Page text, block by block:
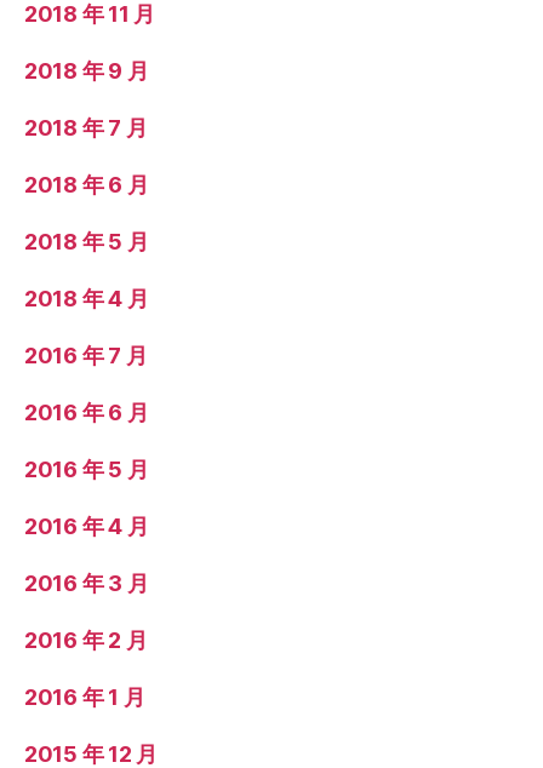
2018 年 11 月
2018 年 9 月
2018 年 7 月
2018 年 6 月
2018 年 5 月
2018 年 4 月
2016 年 7 月
2016 年 6 月
2016 年 5 月
2016 年 4 月
2016 年 3 月
2016 年 2 月
2016 年 1 月
2015 年 12 月